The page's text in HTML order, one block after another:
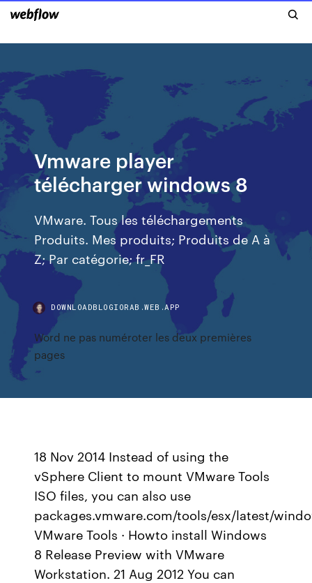
Vmware player
télécharger windows 8
VMware. Tous les téléchargements
Produits. Mes produits; Produits de A à
Z; Par catégorie; fr_FR
DOWNLOADBLOGIORAB.WEB.APP
Word ne pas numéroter les deux premières
pages
18 Nov 2014 Instead of using the
vSphere Client to mount VMware Tools
ISO files, you can also use
packages.vmware.com/tools/esx/latest/
VMware Tools · Howto install Windows
8 Release Preview with VMware
Workstation. 21 Aug 2012 You can